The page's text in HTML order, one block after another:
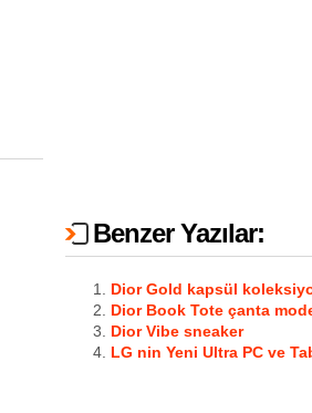
Benzer Yazılar:
Dior Gold kapsül
Dior Book Tote çanta
Dior Vibe sneaker
LG nin Yeni Ultra PC ve